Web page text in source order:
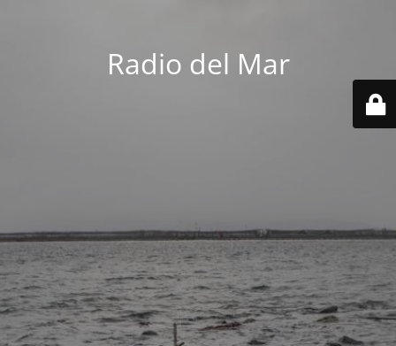
Radio del Mar